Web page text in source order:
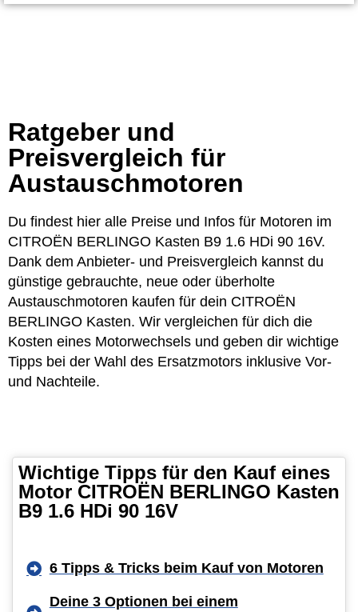
Ratgeber und
Preisvergleich für
Austauschmotoren
Du findest hier alle Preise und Infos für Motoren im
CITROËN BERLINGO Kasten B9 1.6 HDi 90 16V.
Dank dem Anbieter- und Preisvergleich kannst du
günstige gebrauchte, neue oder überholte
Austauschmotoren kaufen für dein CITROËN
BERLINGO Kasten. Wir vergleichen für dich die
Kosten eines Motorwechsels und geben dir wichtige
Tipps bei der Wahl des Ersatzmotors inklusive Vor-
und Nachteile.
Wichtige Tipps für den Kauf eines
Motor CITROËN BERLINGO Kasten
B9 1.6 HDi 90 16V
6 Tipps & Tricks beim Kauf von Motoren
Deine 3 Optionen bei einem